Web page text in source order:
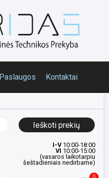
Paslaugos Kontaktai
I-V10:00-18:00
VI 10:00-15:00
(vasaros laikotarpiu
šeštadieniais nedirbame)